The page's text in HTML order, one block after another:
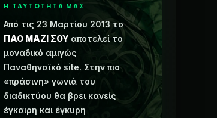
Η ΤΑΥΤΟΤΗΤΑ ΜΑΣ
Από τις 23 Μαρτίου 2013 το
ΠΑΟ ΜΑΖΙ ΣΟΥ αποτελεί το
μοναδικό αμιγώς
Παναθηναϊκό site. Στην πιο
«πράσινη» γωνιά του
διαδικτύου θα βρει κανείς
έγκαιρη και έγκυρη